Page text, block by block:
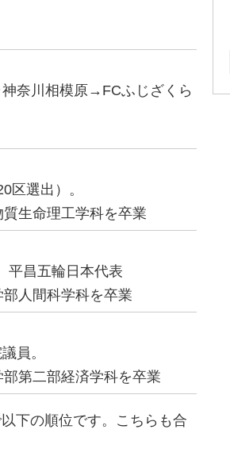
奈川相模原→FCふじざくら
区選出）。
生命理工学科を卒業
平昌五輪日本代表
部人間科学科を卒業
員。
部第二部経済学科を卒業
下の順位です。こちらも合